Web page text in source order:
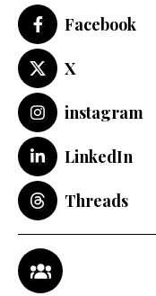
Facebook
X
instagram
LinkedIn
Threads